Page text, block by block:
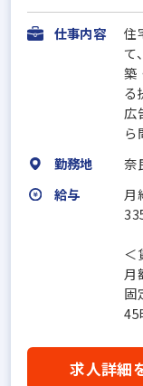
仕事内容
住
て
築
る
広
ら
勤務地
奈
給与
月
＜
月
固
45
求人詳細